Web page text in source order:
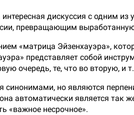
дискуссия с одним из
превращающим
«матрица Эйзенхауэра»,
представляет собой
очередь, те, что во вторую, и
синонимами, но являются
автоматически является
«важное несрочное».